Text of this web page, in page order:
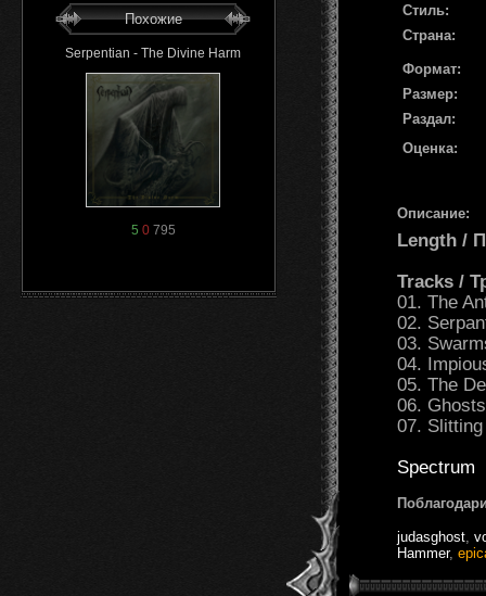
Похожие
Serpentian - The Divine Harm
5 0795
Стиль:
Страна:
Формат:
Размер:
Раздал:
Оценка:
Описание:
Length /
Tracks /
01. The
02.
03.
04.
05. The
06.
07.
Spectrum
judasghost
Hammer,